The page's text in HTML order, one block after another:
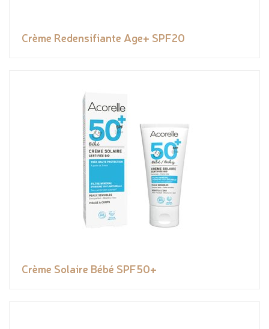
Crème Redensifiante Age+ SPF20
Crème Solaire Bébé SPF50+